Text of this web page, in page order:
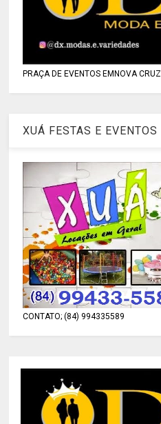
PRAÇA DE EVENTOS EMNOVA CRUZ
XUÁ FESTAS E EVENTOS
CONTATO; (84) 994335589